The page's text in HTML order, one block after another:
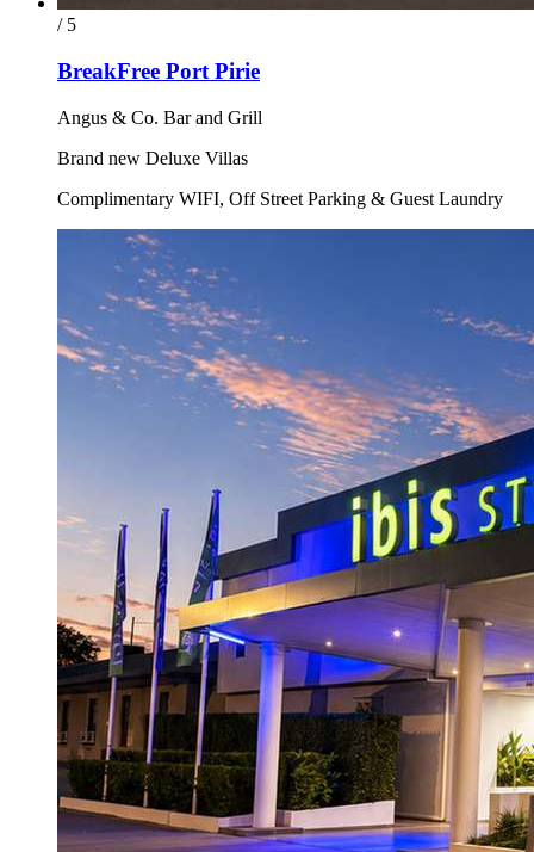
/ 5
BreakFree Port Pirie
Angus & Co. Bar and Grill
Brand new Deluxe Villas
Complimentary WIFI, Off Street Parking & Guest Laundry